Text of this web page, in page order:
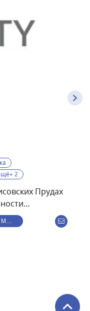
2
Прудах
клиника Denty
Россия